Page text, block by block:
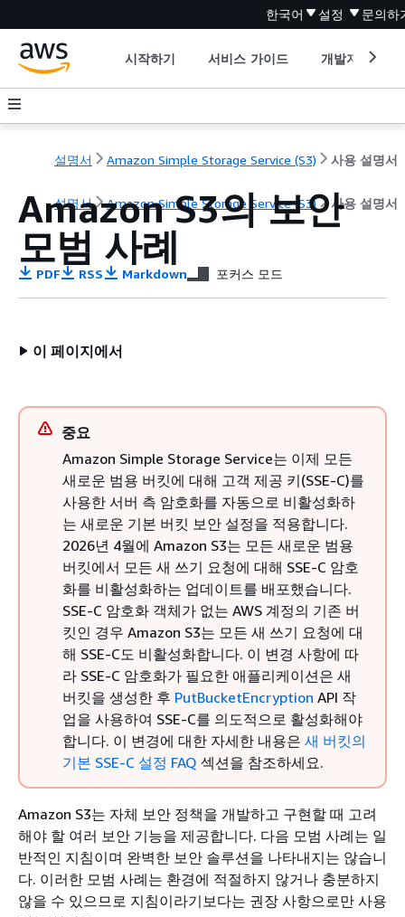
한국어 설정 문의하
시작하기 서비스 가이드 개발자 도구
설명서 Amazon Simple Storage Service (S3) 사용 설명서
설명서 Amazon Simple Storage Service (S3) 사용 설명서
Amazon S3의 보안
모범 사례
PDF RSS Markdown 포커스 모드
이 페이지에서
중요
Amazon Simple Storage Service는 이제 모든
새로운 범용 버킷에 대해 고객 제공 키(SSE-C)를
사용한 서버 측 암호화를 자동으로 비활성화하
는 새로운 기본 버킷 보안 설정을 적용합니다.
2026년 4월에 Amazon S3는 모든 새로운 범용
버킷에서 모든 새 쓰기 요청에 대해 SSE-C 암호
화를 비활성화하는 업데이트를 배포했습니다.
SSE-C 암호화 객체가 없는 AWS 계정의 기존 버
킷인 경우 Amazon S3는 모든 새 쓰기 요청에 대
해 SSE-C도 비활성화합니다. 이 변경 사항에 따
라 SSE-C 암호화가 필요한 애플리케이션은 새
버킷을 생성한 후 PutBucketEncryption API 작
업을 사용하여 SSE-C를 의도적으로 활성화해야
합니다. 이 변경에 대한 자세한 내용은 새 버킷의
기본 SSE-C 설정 FAQ 섹션을 참조하세요.
Amazon S3는 자체 보안 정책을 개발하고 구현할 때 고려
해야 할 여러 보안 기능을 제공합니다. 다음 모범 사례는 일
반적인 지침이며 완벽한 보안 솔루션을 나타내지는 않습니
다. 이러한 모범 사례는 환경에 적절하지 않거나 충분하지
않을 수 있으므로 지침이라기보다는 권장 사항으로만 사용